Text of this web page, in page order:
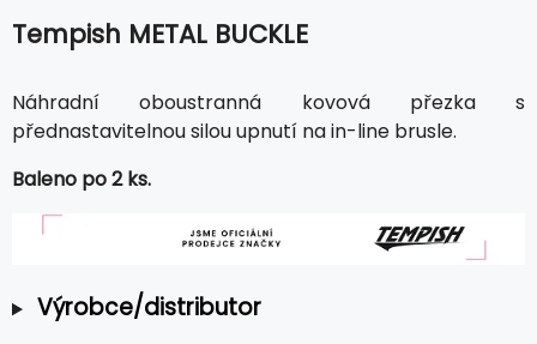
Tempish METAL BUCKLE
Náhradní oboustranná kovová přezka s
přednastavitelnou silou upnutí na in-line brusle.
Baleno po 2 ks.
Výrobce/distributor